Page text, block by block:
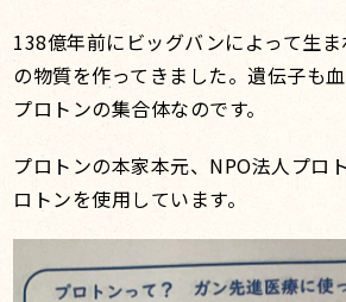
138億年前にビッグバンによって生
の物質を作ってきました。遺伝子も
プロトンの集合体なのです。
プロトンの本家本元、NPO法人プロ
ロトンを使用しています。